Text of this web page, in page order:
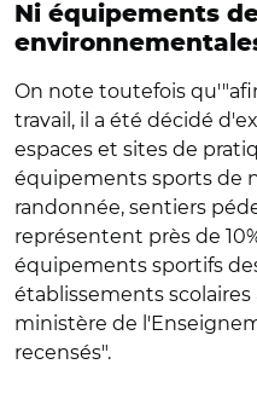
Ni équipements
On note toutefois
travail, il a été décidé
espaces et sites de
équipements sports de
randonnée, sentiers
représentent près de
équipements sportifs
établissements
ministère de
recensés".